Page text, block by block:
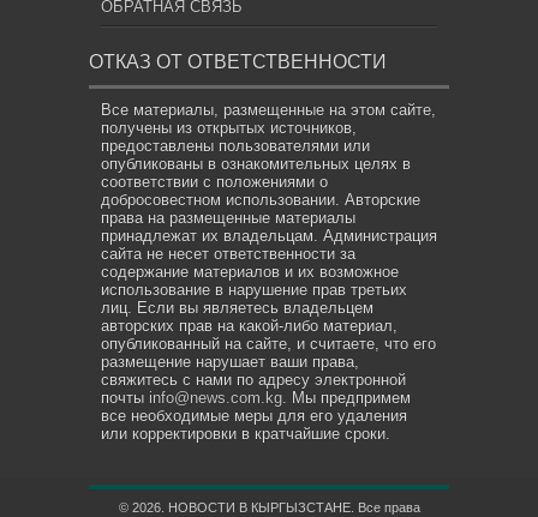
ОБРАТНАЯ СВЯЗЬ
ОТКАЗ ОТ ОТВЕТСТВЕННОСТИ
Все материалы, размещенные на этом сайте,
получены из открытых источников,
предоставлены пользователями или
опубликованы в ознакомительных целях в
соответствии с положениями о
добросовестном использовании. Авторские
права на размещенные материалы
принадлежат их владельцам. Администрация
сайта не несет ответственности за
содержание материалов и их возможное
использование в нарушение прав третьих
лиц. Если вы являетесь владельцем
авторских прав на какой-либо материал,
опубликованный на сайте, и считаете, что его
размещение нарушает ваши права,
свяжитесь с нами по адресу электронной
почты info@news.com.kg . Мы предпримем
все необходимые меры для его удаления
или корректировки в кратчайшие сроки.
© 2026. НОВОСТИ В КЫРГЫЗСТАНЕ. Все права